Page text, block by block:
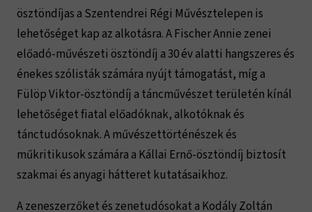
ösztöndíjas a Szentendrei Régi Művésztelepen is
lehetőséget kap az alkotásra. A Fischer Annie zenei
előadó-művészeti ösztöndíj a 30 év alatti hangszeres és
énekes szólisták számára nyújt támogatást, míg a
Fülöp Viktor-ösztöndíj a táncművészet területén kínál
lehetőséget fiatal előadóknak, alkotóknak és
tánctudósoknak. A művészettörténészek és
műkritikusok számára a Kállai Ernő-ösztöndíj biztosít
szakmai és anyagi hátteret kutatásaikhoz.
A zeneszerzőket és zenetudósokat a Kodály Zoltán